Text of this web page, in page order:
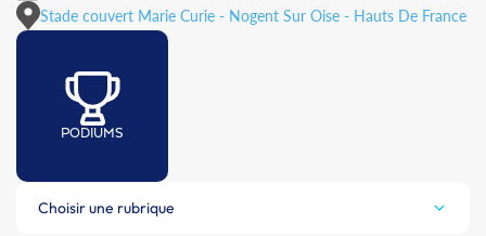
Stade couvert Marie Curie - Nogent Sur Oise - Hauts De France
PODIUMS
Choisir une rubrique